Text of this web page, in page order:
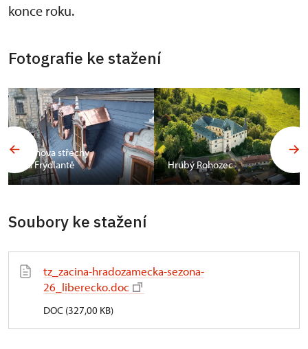
konce roku.
Fotografie ke stažení
Obnova střechy
na Frýdlantě
Hrubý Rohozec
Soubory ke stažení
tz_zacina-hradozamecka-sezona-
26_liberecko.doc
DOC (327,00 KB)